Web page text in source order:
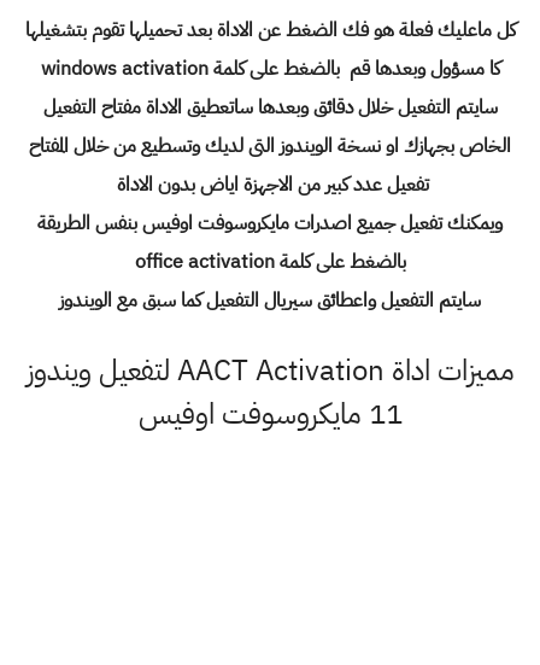
كل ماعليك فعلة هو فك الضغط عن الاداة بعد تحميلها تقوم بتشغيلها
كا مسؤول وبعدها قم بالضغط على كلمة windows activation
سايتم التفعيل خلال دقائق وبعدها ساتعطيق الاداة مفتاح التفعيل
الخاص بجهازك او نسخة الويندوز التى لديك وتسطيع من خلال المفتاح
تفعيل عدد كبير من الاجهزة اياض بدون الاداة
ويمكنك تفعيل جميع اصدرات مايكروسوفت اوفيس بنفس الطريقة
بالضغط على كلمة office activation
سايتم التفعيل واعطائق سيريال التفعيل كما سبق مع الويندوز
مميزات اداة AACT Activation لتفعيل ويندوز
11 مايكروسوفت اوفيس